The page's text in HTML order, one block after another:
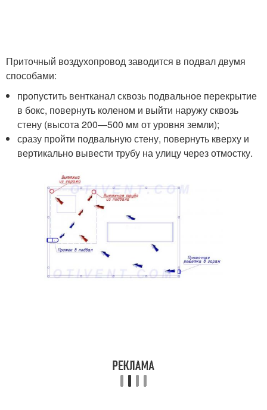
Приточный воздухопровод заводится в подвал двумя
способами:
пропустить вентканал сквозь подвальное перекрытие
в бокс, повернуть коленом и выйти наружу сквозь
стену (высота 200—500 мм от уровня земли);
сразу пройти подвальную стену, повернуть кверху и
вертикально вывести трубу на улицу через отмостку.